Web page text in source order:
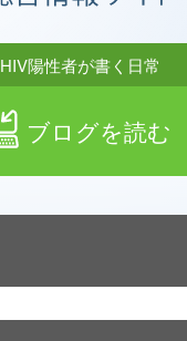
ブログを読む
HIV陽性者が書く日常